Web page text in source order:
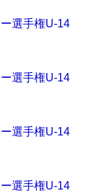
選手権U-14
選手権U-14
選手権U-14
選手権U-14